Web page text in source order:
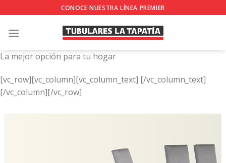
to
content
CONOCE NUESTRA LÍNEA PREMIER
La mejor opción para tu hogar
[vc_row][vc_column][vc_column_text] [/vc_column_text]
[/vc_column][/vc_row]